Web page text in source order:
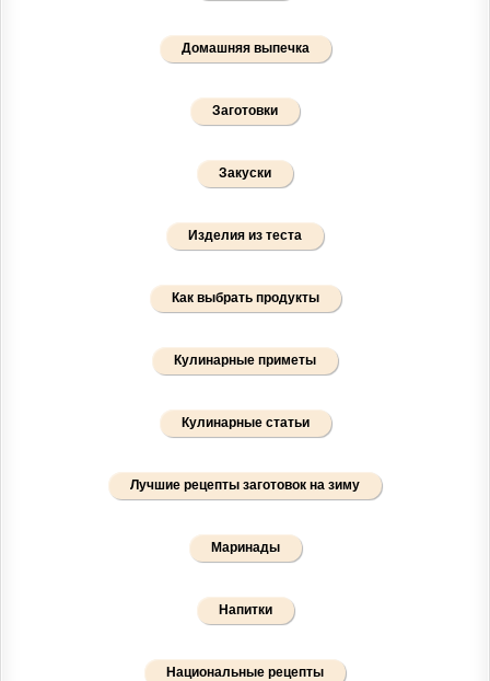
Домашняя выпечка
Заготовки
Закуски
Изделия из теста
Как выбрать продукты
Кулинарные приметы
Кулинарные статьи
Лучшие рецепты заготовок на зиму
Маринады
Напитки
Национальные рецепты